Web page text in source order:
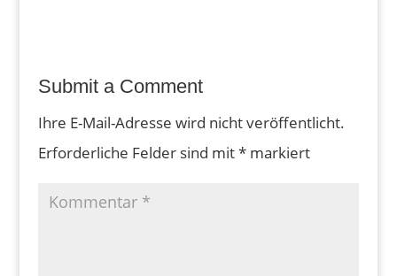
Submit a Comment
Ihre E-Mail-Adresse wird nicht veröffentlicht.
Erforderliche Felder sind mit*markiert